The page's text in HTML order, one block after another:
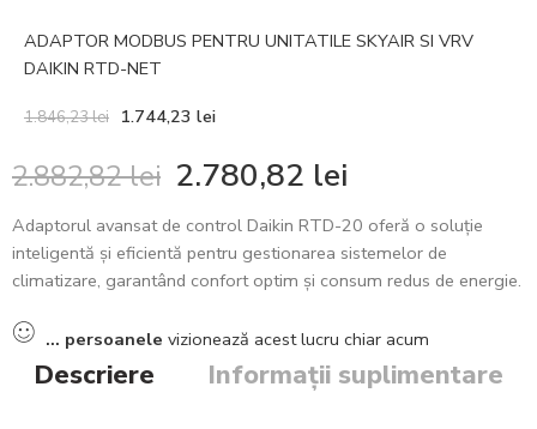
ADAPTOR MODBUS PENTRU UNITATILE SKYAIR SI VRV
DAIKIN RTD-NET
1.846,23lei 1.744,23 lei
2.882,82lei 2.780,82 lei
Adaptorul avansat de control Daikin RTD-20 oferă o soluție
inteligentă și eficientă pentru gestionarea sistemelor de
climatizare, garantând confort optim și consum redus de energie.
... persoanele vizionează acest lucru chiar acum
Descriere Informații suplimentare